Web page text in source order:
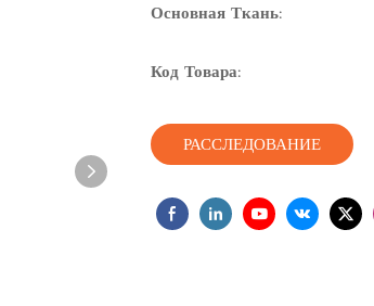
Основная Ткань:
Код Товара:
РАССЛЕДОВАНИЕ